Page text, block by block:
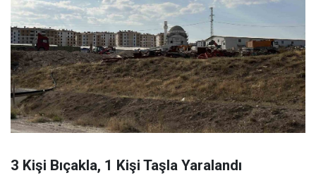
3 Kişi Bıçakla, 1 Kişi Taşla Yaralandı